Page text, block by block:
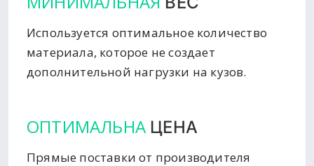
Используется оптимальное количество
материала, которое не создает
дополнительной нагрузки на кузов.
ОПТИМАЛЬНА ЦЕНА
Прямые поставки от производителя